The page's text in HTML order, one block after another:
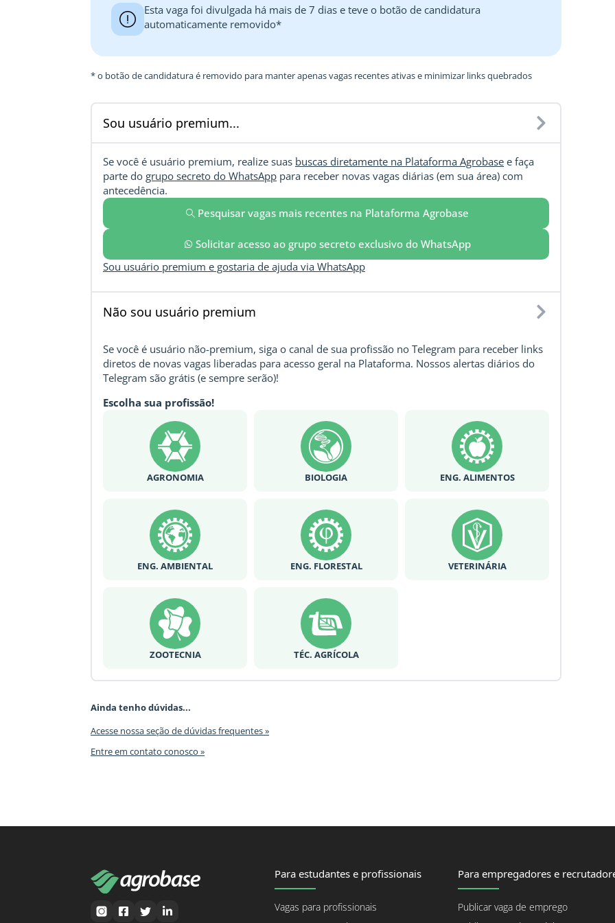
Esta vaga foi divulgada há mais de 7 dias e teve o botão de candidatura
automaticamente removido*
* o botão de candidatura é removido para manter apenas vagas recentes ativas e minimizar links quebrados
Sou usuário premium...
Se você é usuário premium, realize suas buscas diretamente na Plataforma Agrobase e faça
parte do grupo secreto do WhatsApp para receber novas vagas diárias (em sua área) com
antecedência.
Pesquisar vagas mais recentes na Plataforma Agrobase
Solicitar acesso ao grupo secreto exclusivo do WhatsApp
Sou usuário premium e gostaria de ajuda via WhatsApp
Não sou usuário premium
Se você é usuário não-premium, siga o canal de sua profissão no Telegram para receber links
diretos de novas vagas liberadas para acesso geral na Plataforma. Nossos alertas diários do
Telegram são grátis (e sempre serão)!
Escolha sua profissão!
AGRONOMIA BIOLOGIA ENG. ALIMENTOS
ENG. AMBIENTAL ENG. FLORESTAL VETERINÁRIA
ZOOTECNIA TÉC. AGRÍCOLA
Ainda tenho dúvidas...
Acesse nossa seção de dúvidas frequentes »
Entre em contato conosco »
Para estudantes e profissionais
Vagas para profissionais
Para empregadores e
Publicar vaga de emprego